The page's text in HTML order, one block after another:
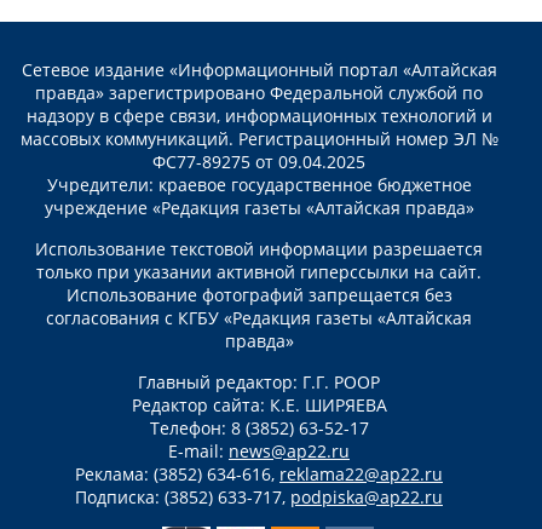
Сетевое издание «Информационный портал «Алтайская
правда» зарегистрировано Федеральной службой по
надзору в сфере связи, информационных технологий и
массовых коммуникаций. Регистрационный номер ЭЛ №
ФС77-89275 от 09.04.2025
Учредители: краевое государственное бюджетное
учреждение «Редакция газеты «Алтайская правда»
Использование текстовой информации разрешается
только при указании активной гиперссылки на сайт.
Использование фотографий запрещается без
согласования с КГБУ «Редакция газеты «Алтайская
правда»
Главный редактор: Г.Г. РООР
Редактор сайта: К.Е. ШИРЯЕВА
Телефон: 8 (3852) 63-52-17
E-mail: news@ap22.ru
Реклама: (3852) 634-616, reklama22@ap22.ru
Подписка: (3852) 633-717, podpiska@ap22.ru